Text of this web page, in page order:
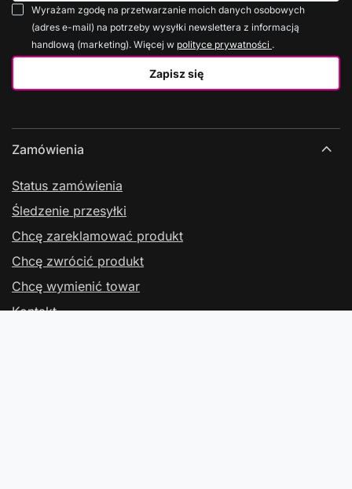
Zapisz się
Wyrażam zgodę na przetwarzanie moich danych osobowych
(adres e-mail) na potrzeby wysyłki newslettera z informacją
handlową (marketing). Więcej w polityce prywatności .
Zamówienia
Status zamówienia
Śledzenie przesyłki
Chcę zareklamować produkt
Chcę zwrócić produkt
Chcę wymienić towar
Kontakt